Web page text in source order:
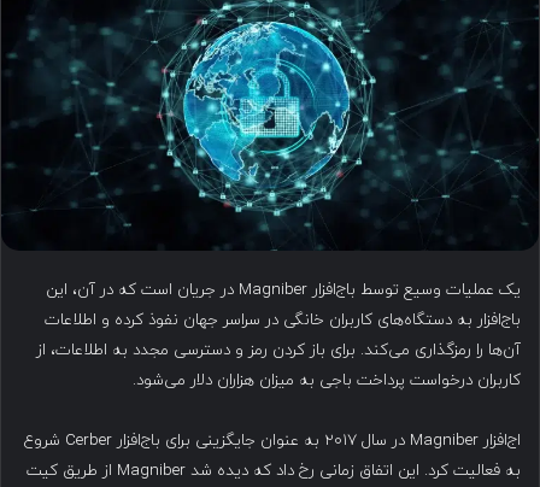
ل
یک عملیات وسیع توسط باج‌افزار Magniber در جریان است که در آن، این
باج‌افزار به دستگاه‌های کاربران خانگی در سراسر جهان نفوذ کرده و اطلاعات
آن‌ها را رمزگذاری می‌کند. برای باز کردن رمز و دسترسی مجدد به اطلاعات، از
کاربران درخواست پرداخت باجی به میزان هزاران دلار می‌شود.
اج‌افزار Magniber در سال ۲۰۱۷ به عنوان جایگزینی برای باج‌افزار Cerber شروع
به فعالیت کرد. این اتفاق زمانی رخ داد که دیده شد Magniber از طریق کیت